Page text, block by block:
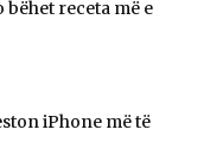
bëhet receta më e
iPhone më të